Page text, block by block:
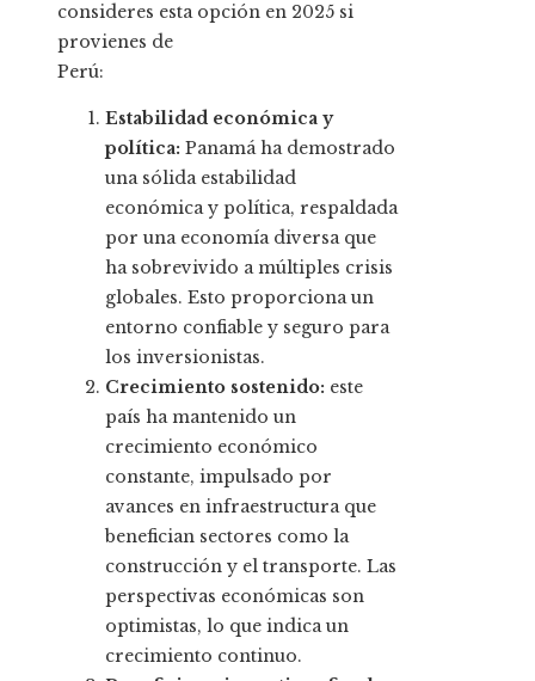
consideres esta opción en 2025 si
provienes de
Perú:
Estabilidad económica y
política: Panamá ha demostrado
una sólida estabilidad
económica y política, respaldada
por una economía diversa que
ha sobrevivido a múltiples crisis
globales. Esto proporciona un
entorno confiable y seguro para
los inversionistas.
Crecimiento sostenido: este
país ha mantenido un
crecimiento económico
constante, impulsado por
avances en infraestructura que
benefician sectores como la
construcción y el transporte. Las
perspectivas económicas son
optimistas, lo que indica un
crecimiento continuo.